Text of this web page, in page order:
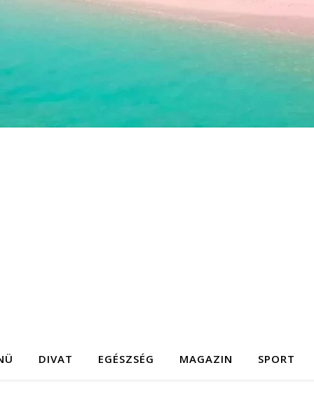
DIVAT EGÉSZSÉG MAGAZIN SPORT